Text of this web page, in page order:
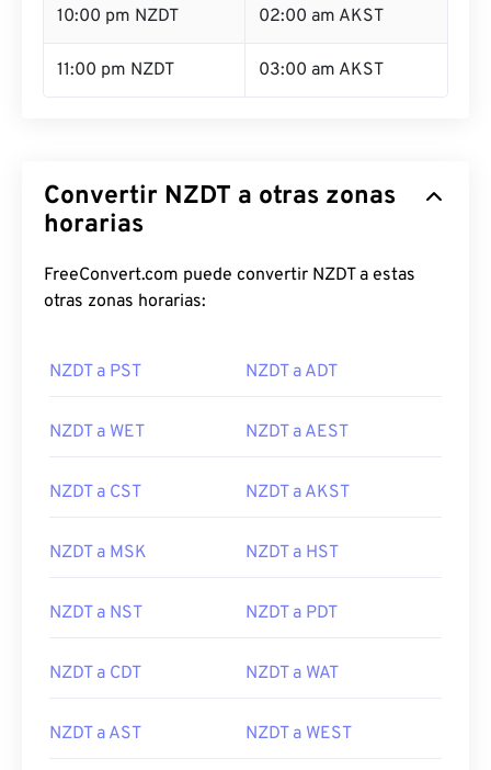
10:00 pm NZDT 02:00 am AKST
11:00 pm NZDT 03:00 am AKST
Convertir NZDT a otras zonas
horarias
FreeConvert.com puede convertir NZDT a estas
otras zonas horarias:
NZDT a PST NZDT a ADT
NZDT a WET NZDT a AEST
NZDT a CST NZDT a AKST
NZDT a MSK NZDT a HST
NZDT a NST NZDT a PDT
NZDT a CDT NZDT a WAT
NZDT a AST NZDT a WEST